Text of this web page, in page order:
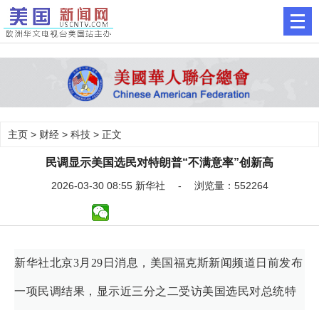
主页 > 财经 > 科技 > 正文
民调显示美国选民对特朗普“不满意率”创新高
2026-03-30 08:55 新华社 - 浏览量：552264
新华社北京3月29日消息，美国福克斯新闻频道日前发布
一项民调结果，显示近三分之二受访美国选民对总统特